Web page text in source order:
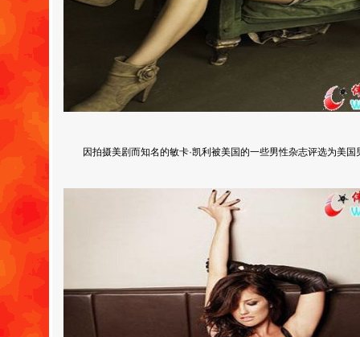
因拍摄美剧而知名的敏卡·凯利被美国的一些男性杂志评选为美国